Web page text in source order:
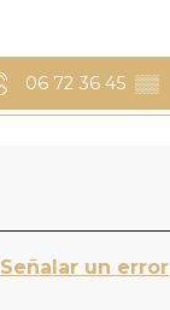
06 72 36 45 ▒▒
Señalar un error